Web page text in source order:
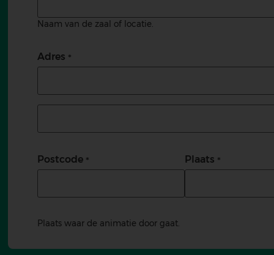
Naam van de zaal of locatie.
Adres
Postcode Plaats
Plaats waar de animatie door gaat.